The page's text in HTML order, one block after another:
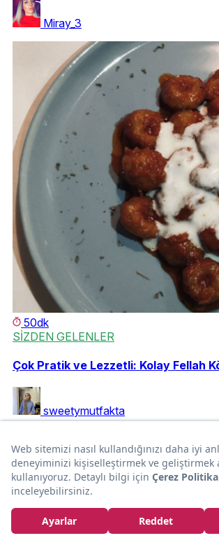
Miray_3
50dk
SİZDEN GELENLER
Çok Pratik ve Lezzetli: Kolay Fellah
sweetymutfakta